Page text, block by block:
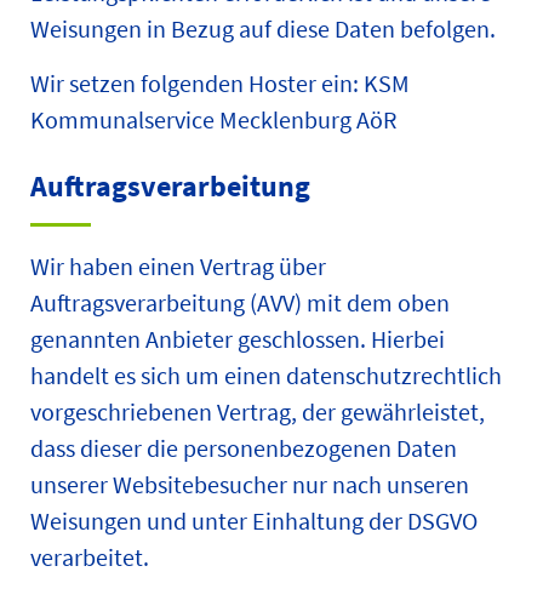
Weisungen in Bezug auf diese Daten befolgen.
Wir setzen folgenden Hoster ein: KSM
Kommunalservice Mecklenburg AöR
Auftragsverarbeitung
Wir haben einen Vertrag über
Auftragsverarbeitung (AVV) mit dem oben
genannten Anbieter geschlossen. Hierbei
handelt es sich um einen datenschutzrechtlich
vorgeschriebenen Vertrag, der gewährleistet,
dass dieser die personenbezogenen Daten
unserer Websitebesucher nur nach unseren
Weisungen und unter Einhaltung der DSGVO
verarbeitet.